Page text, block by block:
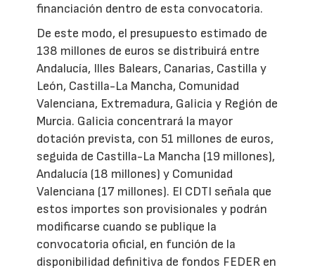
financiación dentro de esta convocatoria.
De este modo, el presupuesto estimado de
138 millones de euros se distribuirá entre
Andalucía, Illes Balears, Canarias, Castilla y
León, Castilla-La Mancha, Comunidad
Valenciana, Extremadura, Galicia y Región de
Murcia. Galicia concentrará la mayor
dotación prevista, con 51 millones de euros,
seguida de Castilla-La Mancha (19 millones),
Andalucía (18 millones) y Comunidad
Valenciana (17 millones). El CDTI señala que
estos importes son provisionales y podrán
modificarse cuando se publique la
convocatoria oficial, en función de la
disponibilidad definitiva de fondos FEDER en